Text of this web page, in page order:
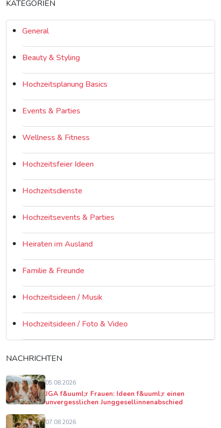
KATEGORIEN
General
Beauty & Styling
Hochzeitsplanung Basics
Events & Parties
Wellness & Fitness
Hochzeitsfeier Ideen
Hochzeitsdienste
Hochzeitsevents & Parties
Heiraten im Ausland
Familie & Freunde
Hochzeitsideen / Musik
Hochzeitsideen / Foto & Video
NACHRICHTEN
05.08.2026
JGA f&uuml;r Frauen: Ideen f&uuml;r einen
unvergesslichen Junggesellinnenabschied
07.08.2026